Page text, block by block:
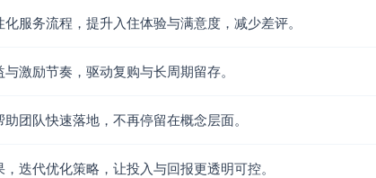
池”用于员工福利（由企业管理员审批），不展示个人明细，保护隐
偏好模板”（安静房、靠电梯/远离电梯、枕头类型），到店自动应
差旅经理复盘入住数据、投诉与改进项，提出下一季度优惠包与名额
服务流程，提升入住体验与满意度，减少差评。
激励节奏，驱动复购与长周期留存。
团队快速落地，不再停留在概念层面。
迭代优化策略，让投入与回报更透明可控。